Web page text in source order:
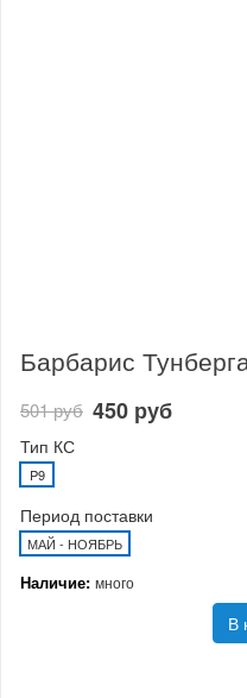
Барбарис
501 руб 450 руб
Тип КС
P9
Период поставки
МАЙ - НОЯБРЬ
Наличие: много
В